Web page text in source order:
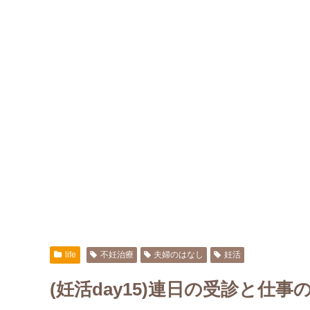
life 不妊治療 夫婦のはなし 妊活
(妊活day15)連日の受診と仕事